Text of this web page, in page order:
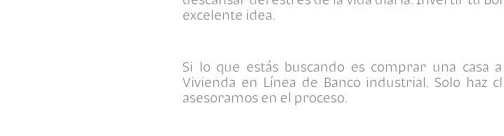
excelente idea.
Si lo que estás buscando es comprar una casa
Vivienda en Línea de Banco industrial. Solo haz
asesoramos en el proceso.